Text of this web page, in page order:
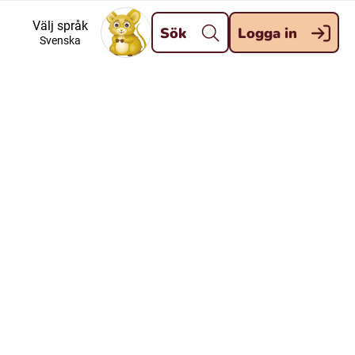
Stäng
Välj språk
Svenska Sök Logga in